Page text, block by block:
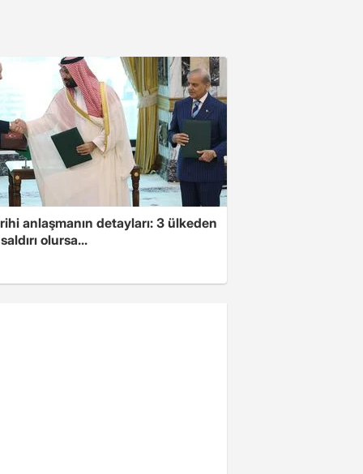
anlaşmanın detayları: 3 ülkeden
olursa...